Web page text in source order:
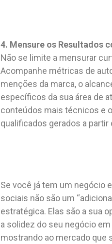
4. Mensure os Resultados
Não se limite a mensurar
Acompanhe métricas de
menções da marca, o
específicos da sua área de
conteúdos mais técnicos e
qualificados gerados a partir
Se você já tem um negócio
sociais não são um
estratégica. Elas são a sua
a solidez do seu negócio
mostrando ao mercado que